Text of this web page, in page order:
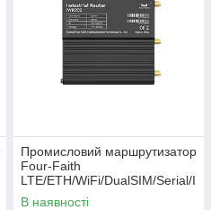
Промисловий маршрутизатор
Four-Faith
LTE/ETH/WiFi/DualSIM/Serial/I
O (IWR202)
В наявності